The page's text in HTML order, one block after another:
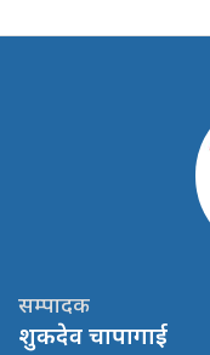
सम्पादक
शुकदेव चापागाई